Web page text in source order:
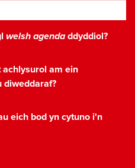
welsh agendaddyddiol?
achlysurol am ein
diweddaraf?
eich bod yn cytuno i'n